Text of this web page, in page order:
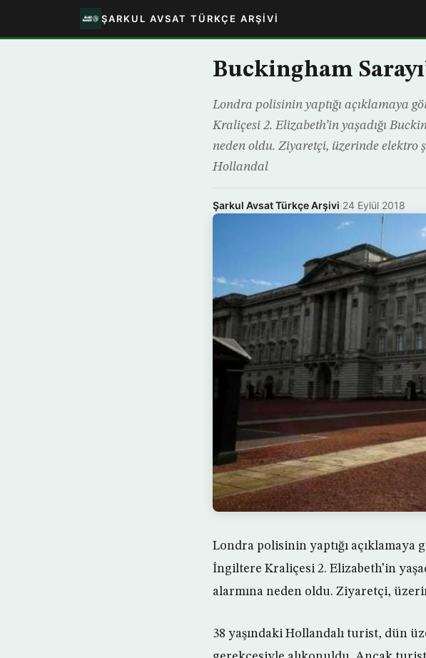
ŞARKUL AVSAT TÜRKÇE ARŞIVI
Buckingham
Londra polisinin yaptığı açıklamaya
Kraliçesi 2. Elizabeth’in yaşadığı
neden oldu. Ziyaretçi, üzerinde elektro
Hollandal
Şarkul Avsat Türkçe Arşivi·24 Eylül 2018
Londra polisinin yaptığı
İngiltere Kraliçesi 2. Elizabeth’in
alarmına neden oldu. Ziyaretçi,
38 yaşındaki Hollandalı turist, dün